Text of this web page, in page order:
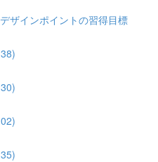
ザインポイントの習得目標